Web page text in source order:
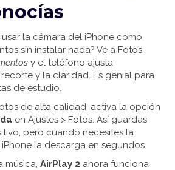
la cámara del iPhone como
sin instalar nada? Ve a Fotos,
y el teléfono ajusta
y la claridad. Es genial para
de estudio.
de alta calidad, activa la opción
en Ajustes > Fotos. Así guardas
pero cuando necesites la
la descarga en segundos.
música, AirPlay 2 ahora funciona